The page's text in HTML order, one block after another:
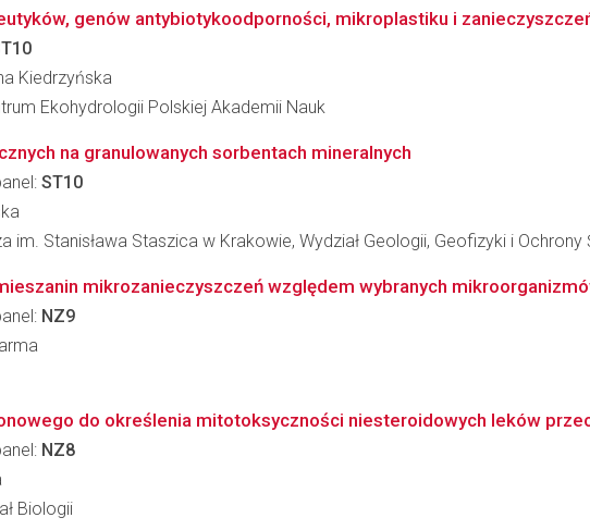
genów antybiotykoodporności, mikroplastiku i
Kiedrzyńska
Ekohydrologii Polskiej Akademii Nauk
na granulowanych sorbentach mineralnych
ST10
im. Stanisława Staszica w Krakowie, Wydział Geologii, Geofizyki i
mikrozanieczyszczeń względem wybranych
NZ9
do określenia mitotoksyczności niesteroidowych leków
NZ8
Biologii